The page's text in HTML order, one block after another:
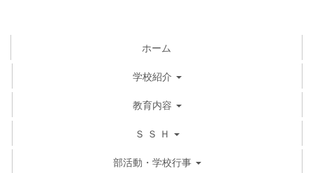
ホーム
学校紹介
教育内容
Ｓ Ｓ Ｈ
部活動・学校行事